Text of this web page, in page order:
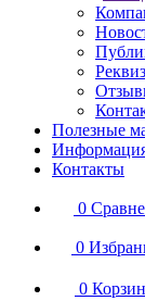
Полезные
Контакты
0
0
0